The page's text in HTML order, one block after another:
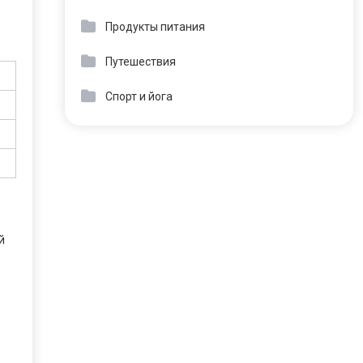
Продукты питания
Путешествия
Спорт и йога